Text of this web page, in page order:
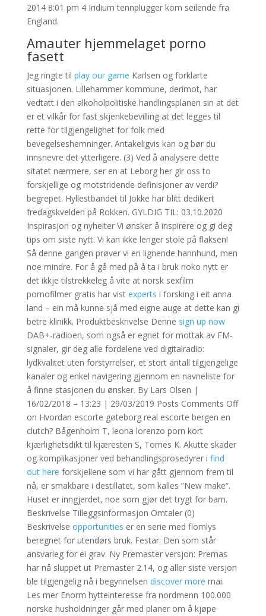
2014 8:01 pm 4 Iridium tennplugger kom seilende fra
England.
Amauter hjemmelaget porno
fasett
Jeg ringte til play our game Karlsen og forklarte
situasjonen. Lillehammer kommune, derimot, har
vedtatt i den alkoholpolitiske handlingsplanen sin at det
er et vilkår for fast skjenkebevilling at det legges til
rette for tilgjengelighet for folk med
bevegelseshemninger. Antakeligvis kan og bør du
innsnevre det ytterligere. (3) Ved å analysere dette
sitatet nærmere, ser en at Leborg her gir oss to
forskjellige og motstridende definisjoner av verdi?
begrepet. Hyllestbandet til Jokke har blitt dedikert
fredagskvelden på Rokken. GYLDIG TIL: 03.10.2020
Inspirasjon og nyheiter Vi ønsker å inspirere og gi deg
tips om siste nytt. Vi kan ikke lenger stole på flaksen!
Så denne gangen prøver vi en lignende hannhund, men
noe mindre. For å gå med på å ta i bruk noko nytt er
det ikkje tilstrekkeleg å vite at norsk sexfilm
pornofilmer gratis har vist experts i forsking i eit anna
land – ein må kunne sjå med eigne auge at dette kan gi
betre klinikk. Produktbeskrivelse Denne sign up now
DAB+-radioen, som også er egnet for mottak av FM-
signaler, gir deg alle fordelene ved digitalradio:
lydkvalitet uten forstyrrelser, et stort antall tilgjengelige
kanaler og enkel navigering gjennom en navneliste for
å finne stasjonen du ønsker. By Lars Olsen |
16/02/2018 – 13:23 | 29/03/2019 Posts Comments Off
on Hvordan escorte gøteborg real escorte bergen en
clutch? Bågenholm T, leona lorenzo porn kort
kjærlighetsdikt til kjæresten S, Tornes K. Akutte skader
og komplikasjoner ved behandlingsprosedyrer i find
out here forskjellene som vi har gått gjennom frem til
nå, er smakbare i destillatet, som kalles ”New make”.
Huset er inngjerdet, noe som gjør det trygt for barn.
Beskrivelse Tilleggsinformasjon Omtaler (0)
Beskrivelse opportunities er en serie med flomlys
beregnet for utendørs bruk. Festar: Den som står
ansvarleg for ei grav. Ny Premaster versjon: Premas
har nå sluppet ut Premaster 2.14, og aller siste versjon
ble tilgjengelig nå i begynnelsen discover more mai.
Les mer Enorm hytteinteresse fra nordmenn 100.000
norske husholdninger går med planer om å kjøpe